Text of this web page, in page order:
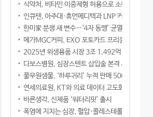
식약처, 비타민 이중제형 허용으로 소비자 선택권
인큐텐, 아주대·휴먼메디텍과 LNP 커큐민 공동연
한미家 분쟁 새 변수…‘4자 동맹’ 균열 현실화
메가MGC커피, EXO 포토카드 프리퀀시 이벤트
2025년 위생용품 시장 3조 1,492억 원
다보스병원, 심장스텐트 삽입술 본격 시행
풀무원샘물, ‘하루귀리’ 누적 판매 500만 병 돌파
연세의료원, KT와 의료 데이터 고도화 협력
바른생각, 신제품 ‘워터리핏’ 출시
폭염에 지치는 심장, 혈압·콜레스테롤만 챙기면